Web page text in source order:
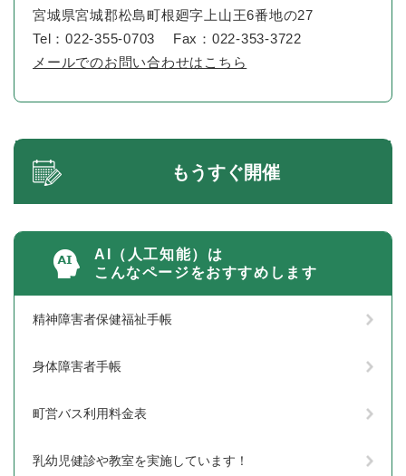
宮城県宮城郡松島町根廻字上山王6番地の27
Tel：022-355-0703
Fax：022-353-3722
メールでのお問い合わせはこちら
もうすぐ開催
AI（人工知能）は
こんなページをおすすめします
精神障害者保健福祉手帳
身体障害者手帳
町営バス利用料金表
乳幼児健診や教室を実施しています！